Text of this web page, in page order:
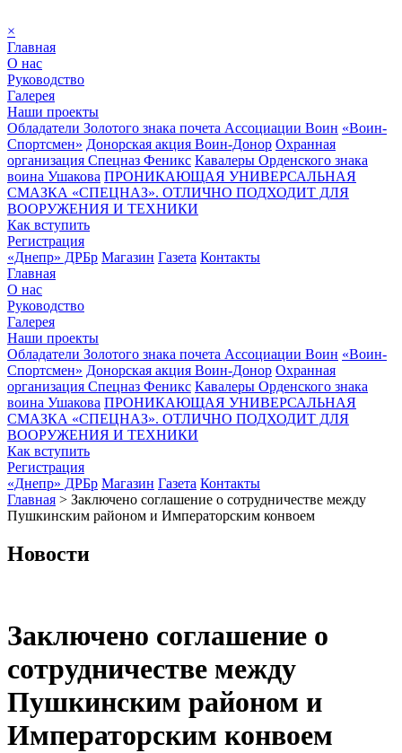
×
Главная
О нас
Руководство
Галерея
Наши проекты
Обладатели Золотого знака почета Ассоциации Воин «Воин-
Спортсмен» Донорская акция Воин-Донор Охранная
организация Спецназ Феникс Кавалеры Орденского знака
воина Ушакова ПРОНИКАЮЩАЯ УНИВЕРСАЛЬНАЯ
СМАЗКА «СПЕЦНАЗ». ОТЛИЧНО ПОДХОДИТ ДЛЯ
ВООРУЖЕНИЯ И ТЕХНИКИ
Как вступить
Регистрация
«Днепр» ДРБр Магазин Газета Контакты
Главная
О нас
Руководство
Галерея
Наши проекты
Обладатели Золотого знака почета Ассоциации Воин «Воин-
Спортсмен» Донорская акция Воин-Донор Охранная
организация Спецназ Феникс Кавалеры Орденского знака
воина Ушакова ПРОНИКАЮЩАЯ УНИВЕРСАЛЬНАЯ
СМАЗКА «СПЕЦНАЗ». ОТЛИЧНО ПОДХОДИТ ДЛЯ
ВООРУЖЕНИЯ И ТЕХНИКИ
Как вступить
Регистрация
«Днепр» ДРБр Магазин Газета Контакты
Главная > Заключено соглашение о сотрудничестве между
Пушкинским районом и Императорским конвоем
Новости
Заключено соглашение о
сотрудничестве между
Пушкинским районом и
Императорским конвоем